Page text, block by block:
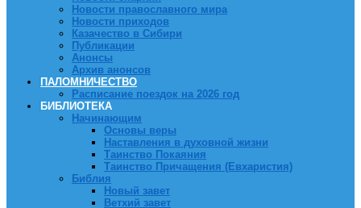
Новости православного мира
Новости приходов
Казачество в Сибири
Публикации
Анонсы
Архив анонсов
ПАЛОМНИЧЕСТВО
Расписание поездок на 2026 год
БИБЛИОТЕКА
Начинающим
Основы веры
Наставления в духовной жизни
Таинство Покаяния
Таинство Причащения (Евхаристия)
Библия
Новый завет
Ветхий завет